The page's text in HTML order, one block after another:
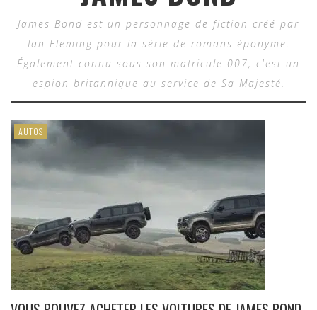
James Bond est un personnage de fiction créé par
Ian Fleming pour la série de romans éponyme.
Également connu sous son matricule 007, c'est un
espion britannique au service de Sa Majesté.
AUTOS